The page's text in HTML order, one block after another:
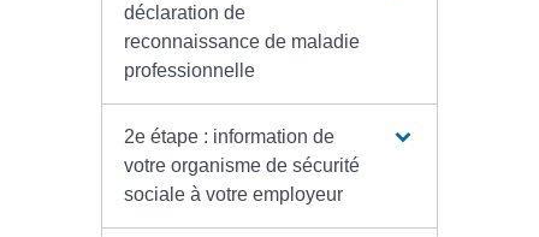
déclaration de
reconnaissance de maladie
professionnelle
2e étape : information de
votre organisme de sécurité
sociale à votre employeur